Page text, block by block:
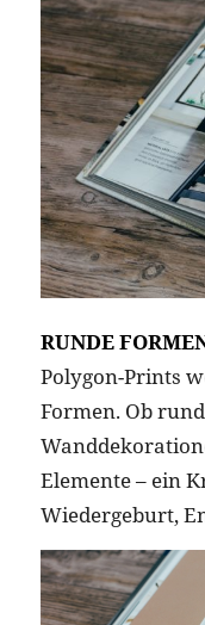
RUNDE
Polygon-Prints
Formen. Ob
Elemente – ein
Wiedergeburt,